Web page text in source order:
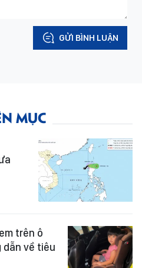
GỬI BÌNH LUẬN
MỤC
trên ô
dẫn về tiêu